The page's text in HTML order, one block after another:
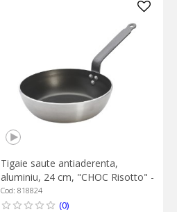
Tigaie saute antiaderenta,
aluminiu, 24 cm, "CHOC Risotto" -
de Buyer
Cod: 818824
(0)